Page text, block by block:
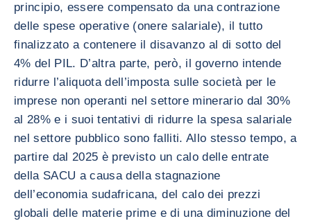
principio, essere compensato da una contrazione
delle spese operative (onere salariale), il tutto
finalizzato a contenere il disavanzo al di sotto del
4% del PIL. D’altra parte, però, il governo intende
ridurre l’aliquota dell’imposta sulle società per le
imprese non operanti nel settore minerario dal 30%
al 28% e i suoi tentativi di ridurre la spesa salariale
nel settore pubblico sono falliti. Allo stesso tempo, a
partire dal 2025 è previsto un calo delle entrate
della SACU a causa della stagnazione
dell’economia sudafricana, del calo dei prezzi
globali delle materie prime e di una diminuzione del